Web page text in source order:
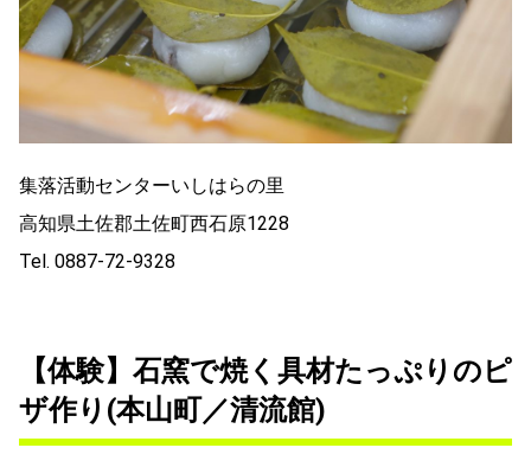
集落活動センターいしはらの里
高知県土佐郡土佐町西石原1228
Tel. 0887-72-9328
【体験】石窯で焼く具材たっぷりのピ
ザ作り(本山町／清流館)